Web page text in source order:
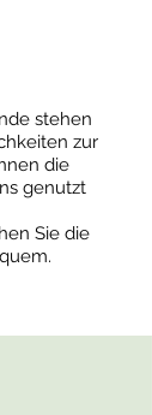
stehen
zur
die
genutzt
Sie die